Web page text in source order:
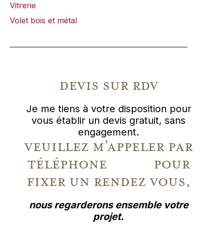
Vitrerie
Volet bois et métal
devis sur rdv
Je me tiens à votre disposition pour
vous établir un devis gratuit, sans
engagement.
veuillez m’appeler par
téléphone pour
fixer un rendez vous,
nous regarderons ensemble votre
projet.